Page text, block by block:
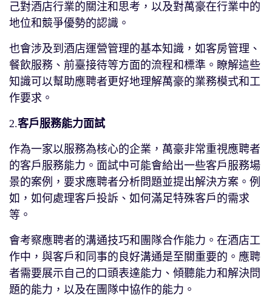
己對酒店行業的關注和思考，以及對萬豪在行業中的
地位和競爭優勢的認識。
也會涉及到酒店運營管理的基本知識，如客房管理、
餐飲服務、前臺接待等方面的流程和標準。瞭解這些
知識可以幫助應聘者更好地理解萬豪的業務模式和工
作要求。
2.客戶服務能力面試
作為一家以服務為核心的企業，萬豪非常重視應聘者
的客戶服務能力。面試中可能會給出一些客戶服務場
景的案例，要求應聘者分析問題並提出解決方案。例
如，如何處理客戶投訴、如何滿足特殊客戶的需求
等。
會考察應聘者的溝通技巧和團隊合作能力。在酒店工
作中，與客戶和同事的良好溝通是至關重要的。應聘
者需要展示自己的口頭表達能力、傾聽能力和解決問
題的能力，以及在團隊中協作的能力。